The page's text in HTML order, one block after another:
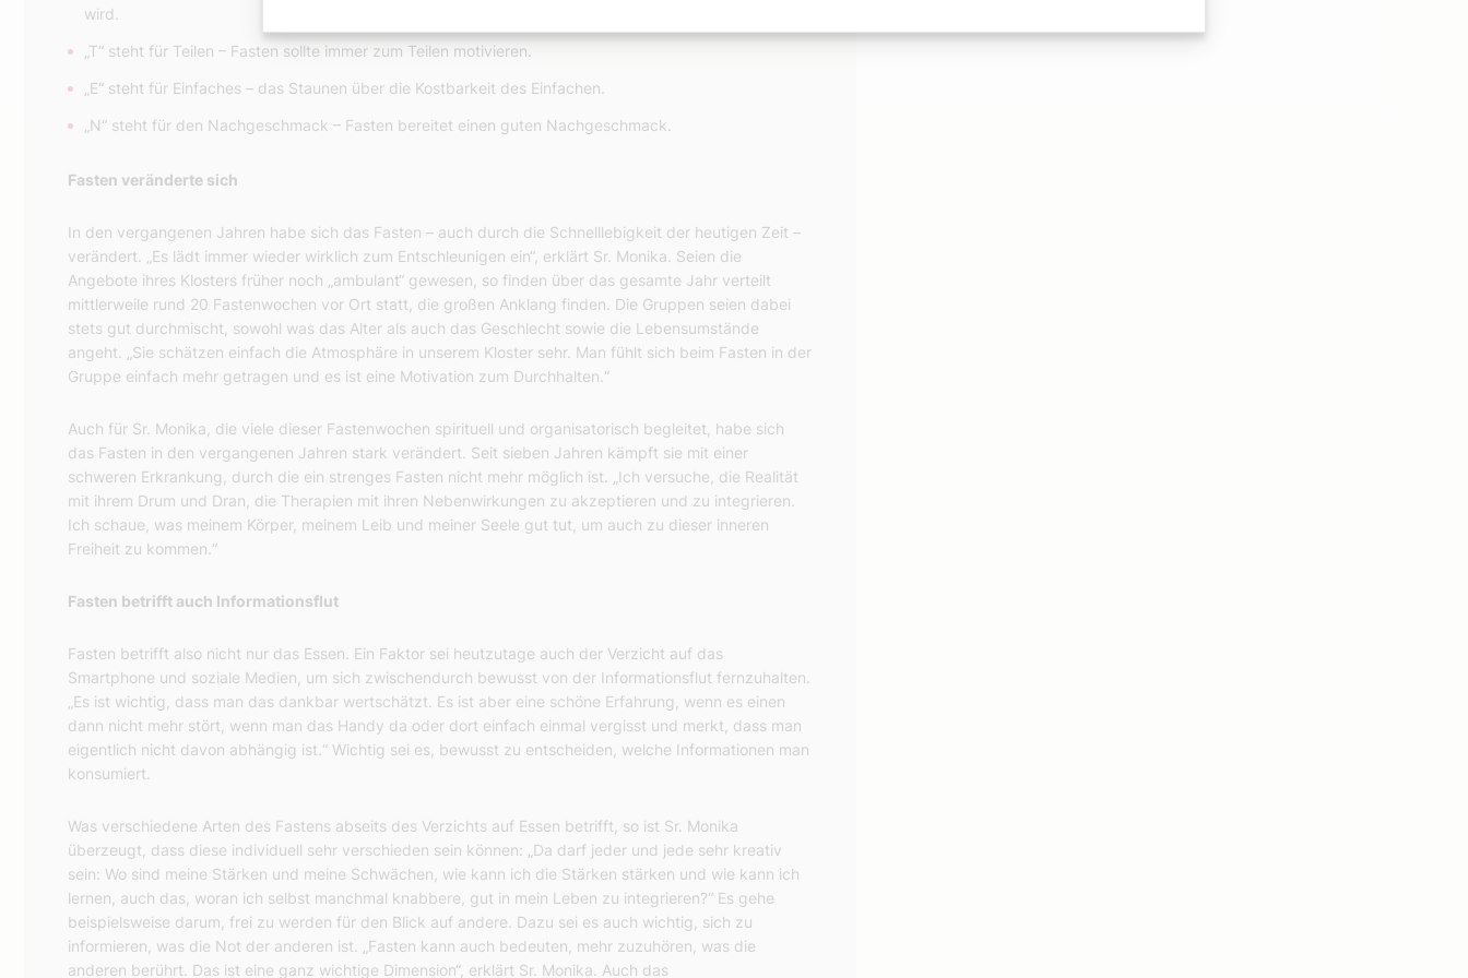
wird.
„T“ steht für Teilen – Fasten sollte immer zum Teilen motivieren.
„E“ steht für Einfaches – das Staunen über die Kostbarkeit des Einfachen.
„N“ steht für den Nachgeschmack – Fasten bereitet einen guten Nachgeschmack.
Fasten veränderte sich
In den vergangenen Jahren habe sich das Fasten – auch durch die Schnelllebigkeit der heutigen Zeit –
verändert. „Es lädt immer wieder wirklich zum Entschleunigen ein“, erklärt Sr. Monika. Seien die
Angebote ihres Klosters früher noch „ambulant“ gewesen, so finden über das gesamte Jahr verteilt
mittlerweile rund 20 Fastenwochen vor Ort statt, die großen Anklang finden. Die Gruppen seien dabei
stets gut durchmischt, sowohl was das Alter als auch das Geschlecht sowie die Lebensumstände
angeht. „Sie schätzen einfach die Atmosphäre in unserem Kloster sehr. Man fühlt sich beim Fasten in der
Gruppe einfach mehr getragen und es ist eine Motivation zum Durchhalten.“
Auch für Sr. Monika, die viele dieser Fastenwochen spirituell und organisatorisch begleitet, habe sich
das Fasten in den vergangenen Jahren stark verändert. Seit sieben Jahren kämpft sie mit einer
schweren Erkrankung, durch die ein strenges Fasten nicht mehr möglich ist. „Ich versuche, die Realität
mit ihrem Drum und Dran, die Therapien mit ihren Nebenwirkungen zu akzeptieren und zu integrieren.
Ich schaue, was meinem Körper, meinem Leib und meiner Seele gut tut, um auch zu dieser inneren
Freiheit zu kommen.“
Fasten betrifft auch Informationsflut
Fasten betrifft also nicht nur das Essen. Ein Faktor sei heutzutage auch der Verzicht auf das
Smartphone und soziale Medien, um sich zwischendurch bewusst von der Informationsflut fernzuhalten.
„Es ist wichtig, dass man das dankbar wertschätzt. Es ist aber eine schöne Erfahrung, wenn es einen
dann nicht mehr stört, wenn man das Handy da oder dort einfach einmal vergisst und merkt, dass man
eigentlich nicht davon abhängig ist.“ Wichtig sei es, bewusst zu entscheiden, welche Informationen man
konsumiert.
Was verschiedene Arten des Fastens abseits des Verzichts auf Essen betrifft, so ist Sr. Monika
überzeugt, dass diese individuell sehr verschieden sein können: „Da darf jeder und jede sehr kreativ
sein: Wo sind meine Stärken und meine Schwächen, wie kann ich die Stärken stärken und wie kann ich
lernen, auch das, woran ich selbst manchmal knabbere, gut in mein Leben zu integrieren?“ Es gehe
beispielsweise darum, frei zu werden für den Blick auf andere. Dazu sei es auch wichtig, sich zu
informieren, was die Not der anderen ist. „Fasten kann auch bedeuten, mehr zuzuhören, was die
anderen berührt. Das ist eine ganz wichtige Dimension“, erklärt Sr. Monika. Auch das